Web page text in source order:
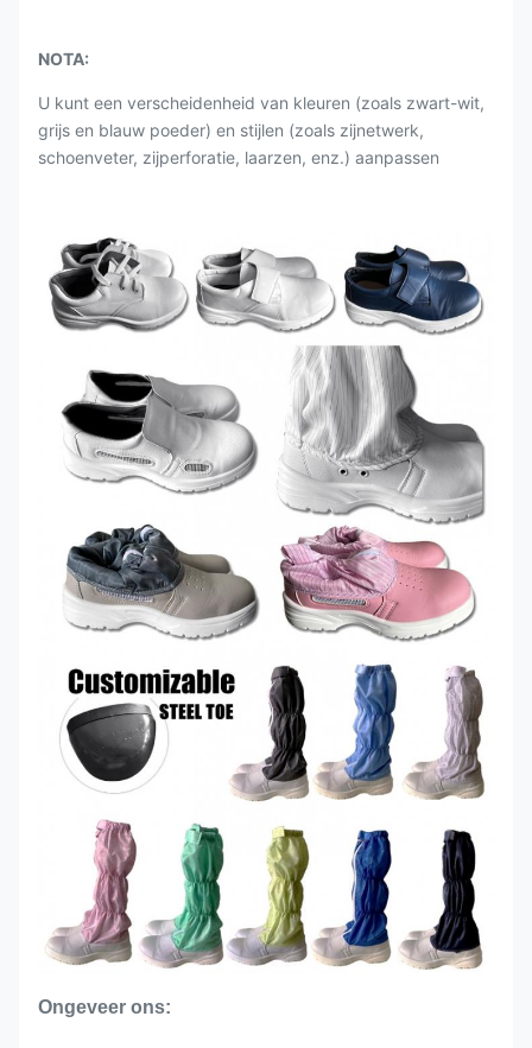
NOTA:
U kunt een verscheidenheid van kleuren (zoals zwart-wit,
grijs en blauw poeder) en stijlen (zoals zijnetwerk,
schoenveter, zijperforatie, laarzen, enz.) aanpassen
Ongeveer ons: